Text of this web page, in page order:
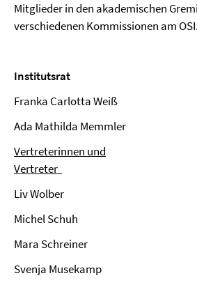
Mitglieder in den akademischen
verschiedenen Kommissionen am OSI.
Institutsrat
Franka Carlotta Weiß
Ada Mathilda
Vertreterinnen und
Vertreter
Liv Wolber
Michel Schuh
Mara Schreiner
Svenja Musekamp